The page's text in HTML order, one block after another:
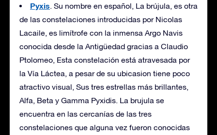
Pyxis. Su nombre en español, La brújula, es otra
de las constelaciones introducidas por Nicolas
Lacaile, es limítrofe con la inmensa Argo Navis
conocida desde la Antigüedad gracias a Claudio
Ptolomeo, Esta constelación está atravesada por
la Vía Láctea, a pesar de su ubicasion tiene poco
atractivo visual, Sus tres estrellas más brillantes,
Alfa, Beta y Gamma Pyxidis. La brujula se
encuentra en las cercanías de las tres
constelaciones que alguna vez fueron conocidas